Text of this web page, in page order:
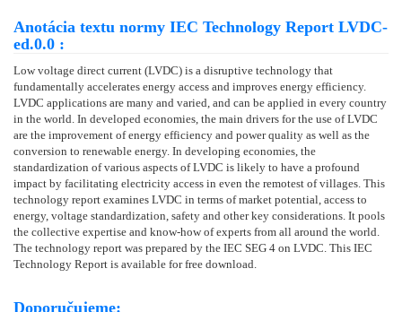
Anotácia textu normy IEC Technology Report LVDC-
ed.0.0 :
Low voltage direct current (LVDC) is a disruptive technology that
fundamentally accelerates energy access and improves energy efficiency.
LVDC applications are many and varied, and can be applied in every country
in the world. In developed economies, the main drivers for the use of LVDC
are the improvement of energy efficiency and power quality as well as the
conversion to renewable energy. In developing economies, the
standardization of various aspects of LVDC is likely to have a profound
impact by facilitating electricity access in even the remotest of villages. This
technology report examines LVDC in terms of market potential, access to
energy, voltage standardization, safety and other key considerations. It pools
the collective expertise and know-how of experts from all around the world.
The technology report was prepared by the IEC SEG 4 on LVDC. This IEC
Technology Report is available for free download.
Doporučujeme: